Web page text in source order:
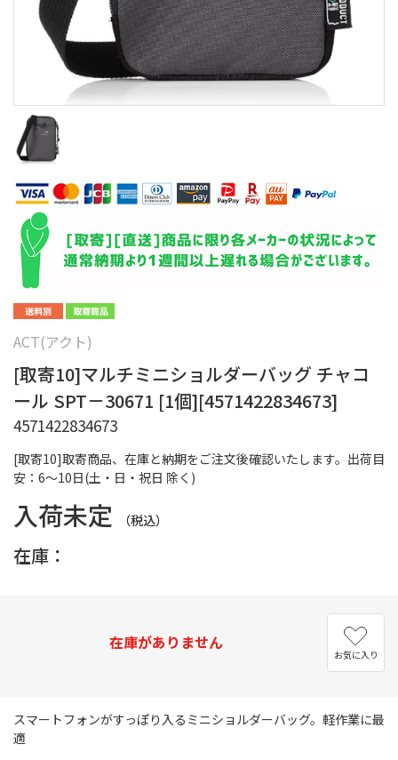
[取寄10]取寄商品、在庫と納期をご注文後確認いたします。出荷目
安：6～10日(土・日・祝日 除く)
ACT(アクト)
[取寄10]マルチミニショルダーバッグ チャコ
ール SPT－30671 [1個][4571422834673]
4571422834673
入荷未定 （税込）
在庫：
在庫がありません
お気に入り
スマートフォンがすっぽり入るミニショルダーバッグ。軽作業に最
適